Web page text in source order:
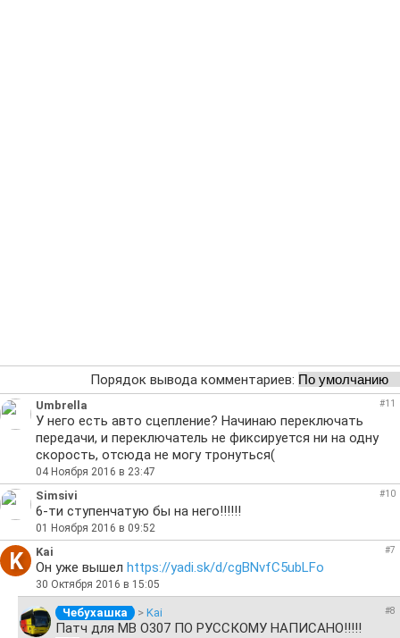
Порядок вывода комментариев:
Umbrella #11
У него есть авто сцепление? Начинаю переключать
передачи, и переключатель не фиксируется ни на одну
скорость, отсюда не могу тронуться(
04 Ноября 2016 в 23:47
Simsivi #10
6-ти ступенчатую бы на него!!!!!!
01 Ноября 2016 в 09:52
K Kai #7
Он уже вышел https://yadi.sk/d/cgBNvfC5ubLFo
30 Октября 2016 в 15:05
Чебухашка > Kai #8
Патч для MB O307 ПО РУССКОМУ НАПИСАНО!!!!!